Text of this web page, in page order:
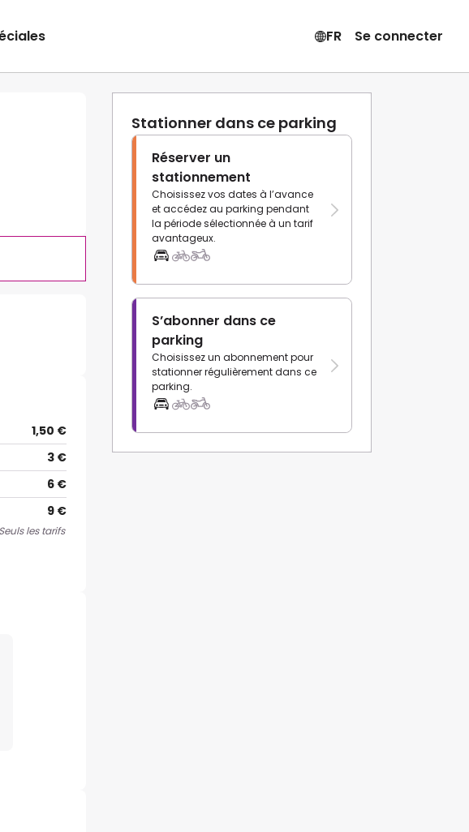
FR Se connecter
Stationner dans ce parking
Réserver un
stationnement
Choisissez vos dates à l’avance
et accédez au parking pendant
la période sélectionnée à un tarif
avantageux.
S’abonner dans ce
parking
Choisissez un abonnement pour
stationner régulièrement dans ce
parking.
1,50 €
3 €
6 €
9 €
les tarifs